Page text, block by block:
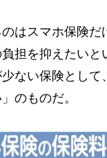
はスマホ保険だ
担を抑えたいと
ない保険として
のものだ。